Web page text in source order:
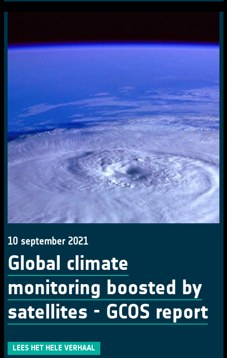
10 september 2021
Global climate
monitoring boosted by
satellites - GCOS report
LEES HET HELE VERHAAL